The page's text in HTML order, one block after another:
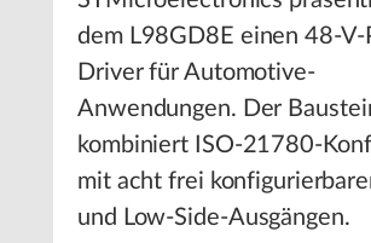
dem L98GD8E einen 48-V-
Driver für Automotive-
Anwendungen. Der
kombiniert ISO-21780-
mit acht frei
und Low-Side-Ausgängen.